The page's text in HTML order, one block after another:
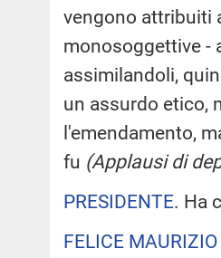
vengono attribuiti
monosoggettive -
assimilandoli,
un assurdo etico,
l'emendamento,
fu (Applausi di
PRESIDENTE. Ha
FELICE